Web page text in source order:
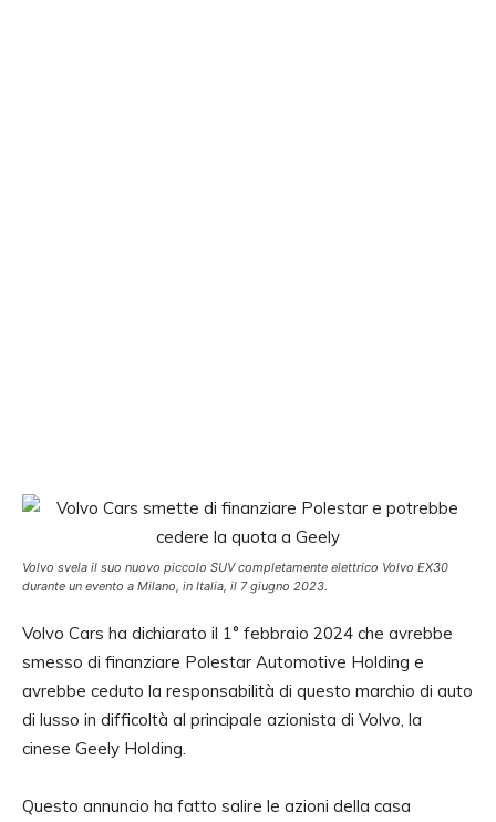
Volvo svela il suo nuovo piccolo SUV completamente elettrico Volvo EX30
durante un evento a Milano, in Italia, il 7 giugno 2023.
Volvo Cars ha dichiarato il 1° febbraio 2024 che avrebbe
smesso di finanziare Polestar Automotive Holding e
avrebbe ceduto la responsabilità di questo marchio di auto
di lusso in difficoltà al principale azionista di Volvo, la
cinese Geely Holding.
Questo annuncio ha fatto salire le azioni della casa